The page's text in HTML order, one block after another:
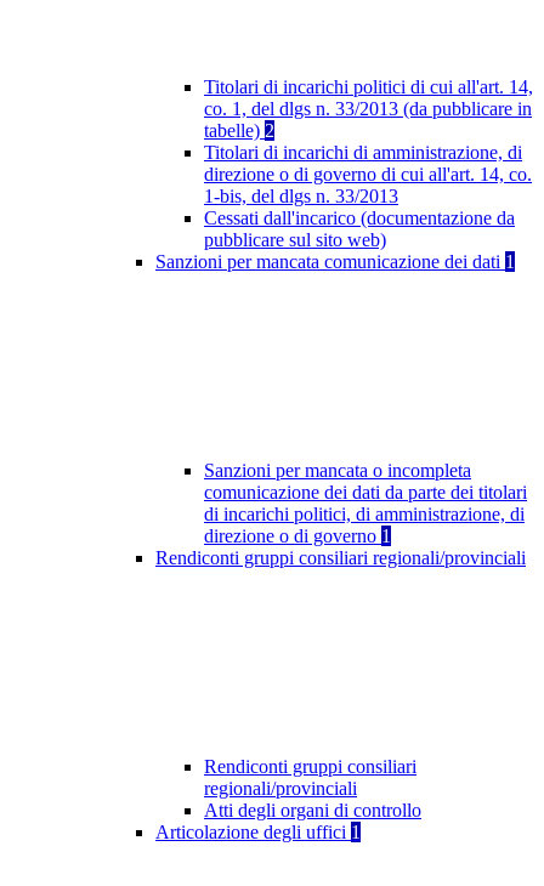
Titolari di incarichi politici di cui all'art. 14,
co. 1, del dlgs n. 33/2013 (da pubblicare in
tabelle) 2
Titolari di incarichi di amministrazione, di
direzione o di governo di cui all'art. 14, co.
1-bis, del dlgs n. 33/2013
Cessati dall'incarico (documentazione da
pubblicare sul sito web)
Sanzioni per mancata comunicazione dei dati 1
Sanzioni per mancata o incompleta
comunicazione dei dati da parte dei titolari
di incarichi politici, di amministrazione, di
direzione o di governo 1
Rendiconti gruppi consiliari regionali/provinciali
Rendiconti gruppi consiliari
regionali/provinciali
Atti degli organi di controllo
Articolazione degli uffici 1